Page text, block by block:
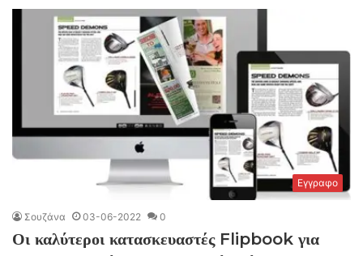
Εγγραφο
Σουζάνα 03-06-2022 0
Οι καλύτεροι κατασκευαστές Flipbook για